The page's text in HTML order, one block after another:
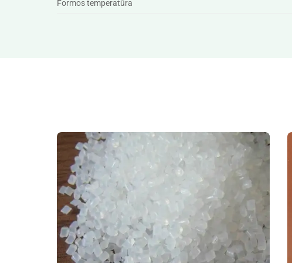
Formos temperatūra
Pagrindiniai nailono medžiagų tipai: šaltiniai,